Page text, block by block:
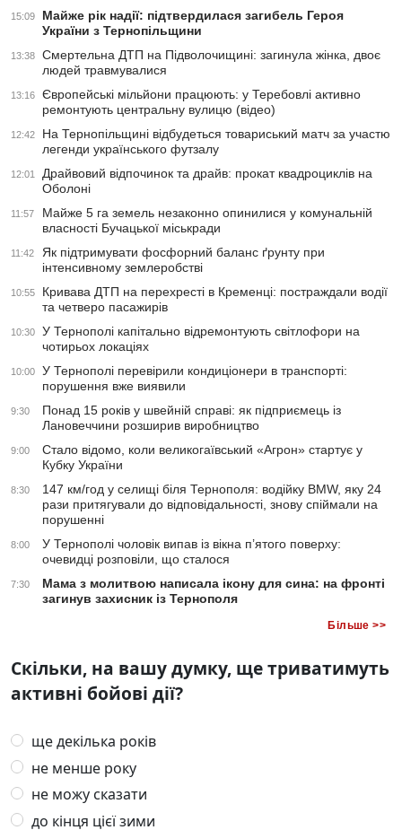
15:09
Майже рік надії: підтвердилася загибель Героя
України з Тернопільщини
13:38
Смертельна ДТП на Підволочищині: загинула жінка, двоє
людей травмувалися
13:16
Європейські мільйони працюють: у Теребовлі активно
ремонтують центральну вулицю (відео)
12:42
На Тернопільщині відбудеться товариський матч за участю
легенди українського футзалу
12:01
Драйвовий відпочинок та драйв: прокат квадроциклів на
Оболоні
11:57
Майже 5 га земель незаконно опинилися у комунальній
власності Бучацької міськради
11:42
Як підтримувати фосфорний баланс ґрунту при
інтенсивному землеробстві
10:55
Кривава ДТП на перехресті в Кременці: постраждали водії
та четверо пасажирів
10:30
У Тернополі капітально відремонтують світлофори на
чотирьох локаціях
10:00
У Тернополі перевірили кондиціонери в транспорті:
порушення вже виявили
9:30
Понад 15 років у швейній справі: як підприємець із
Лановеччини розширив виробництво
9:00
Стало відомо, коли великогаївський «Агрон» стартує у
Кубку України
8:30
147 км/год у селищі біля Тернополя: водійку BMW, яку 24
рази притягували до відповідальності, знову спіймали на
порушенні
8:00
У Тернополі чоловік випав із вікна п’ятого поверху:
очевидці розповіли, що сталося
7:30
Мама з молитвою написала ікону для сина: на фронті
загинув захисник із Тернополя
Більше >>
Скільки, на вашу думку, ще триватимуть
активні бойові дії?
ще декілька років
не менше року
не можу сказати
до кінця цієї зими